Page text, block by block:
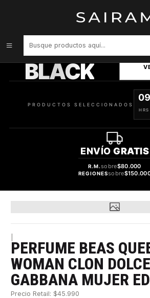
PERFUME BEAS QUEEN WOMAN CLON
BLACK
PRODUCTOS SELECCIONADOS
09
HRS
ENVÍO GRATIS
R.M.sobre$80.000
REGIONESsobre
PERFUME BEAS
WOMAN CLON
GABBANA MUJER
Precio Retail: $45.990